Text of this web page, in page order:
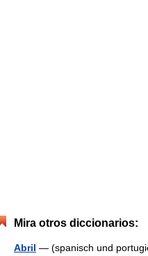
Mira otros diccionarios:
Abril — (spanisch und